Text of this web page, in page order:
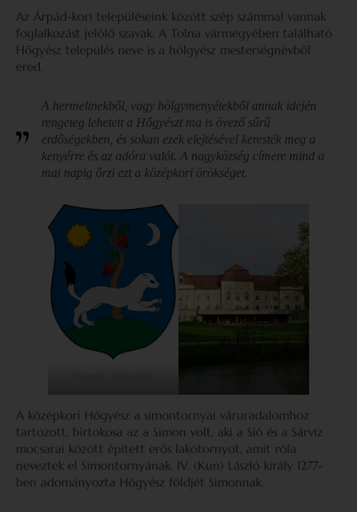
Az Árpád-kori településeink között szép számmal vannak
foglalkozást jelölő szavak. A Tolna vármegyében található
Hőgyész település neve is a hölgyész mesterségnévből
ered.
A hermelinekből, vagy hölgymenyétekből annak idején
rengeteg lehetett a Hőgyészt ma is övező sűrű
erdőségekben, és sokan ezek elejtésével keresték meg a
kenyérre és az adóra valót. A nagyközség címere mind a
mai napig őrzi ezt a középkori örökséget.
A középkori Hőgyész a simontornyai váruradalomhoz
tartozott, birtokosa az a Simon volt, aki a Sió és a Sárvíz
mocsarai között épített erős lakótornyot, amit róla
neveztek el Simontornyának. IV. (Kun) László király 1277-
ben adományozta Hőgyész földjét Simonnak.